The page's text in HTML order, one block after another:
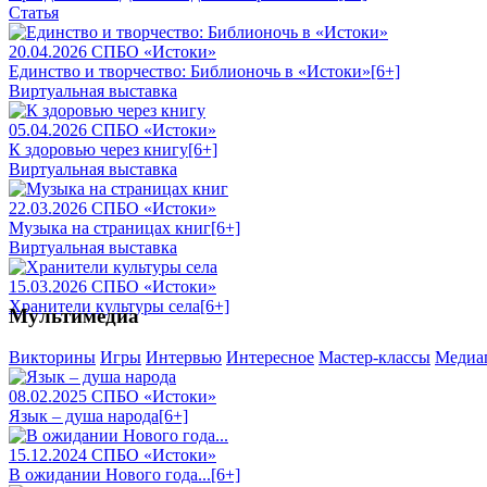
Статья
20.04.2026 СПБО «Истоки»
Единство и творчество: Библионочь в «Истоки»[6+]
Виртуальная выставка
05.04.2026 СПБО «Истоки»
К здоровью через книгу[6+]
Виртуальная выставка
22.03.2026 СПБО «Истоки»
Музыка на страницах книг[6+]
Виртуальная выставка
15.03.2026 СПБО «Истоки»
Хранители культуры села[6+]
Мультимедиа
Викторины Игры Интервью Интересное Мастер-классы
08.02.2025 СПБО «Истоки»
Язык – душа народа[6+]
15.12.2024 СПБО «Истоки»
В ожидании Нового года...[6+]